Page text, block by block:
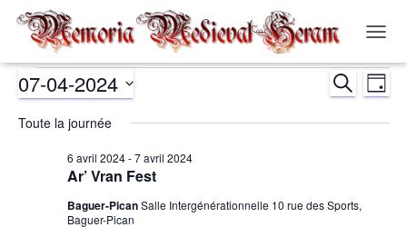
LA
Évènements
for
et
de
de
JOUR
07-04-2024
une
Toute la journée
Ar’ Vran Fest
6 avril 2024-7 avril 2024
Baguer-PicanSalle Intergénérationnelle 10 rue des Sports,
Baguer-Pican